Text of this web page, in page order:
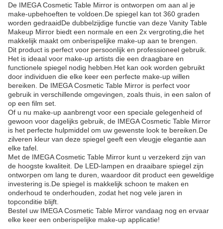
De IMEGA Cosmetic Table Mirror is ontworpen om aan al je
make-upbehoeften te voldoen.De spiegel kan tot 360 graden
worden gedraaidDe dubbelzijdige functie van deze Vanity Table
Makeup Mirror biedt een normale en een 2x vergroting,die het
makkelijk maakt om onberispelijke make-up aan te brengen.
Dit product is perfect voor persoonlijk en professioneel gebruik.
Het is ideaal voor make-up artists die een draagbare en
functionele spiegel nodig hebben.Het kan ook worden gebruikt
door individuen die elke keer een perfecte make-up willen
bereiken. De IMEGA Cosmetic Table Mirror is perfect voor
gebruik in verschillende omgevingen, zoals thuis, in een salon of
op een film set.
Of u nu make-up aanbrengt voor een speciale gelegenheid of
gewoon voor dagelijks gebruik, de IMEGA Cosmetic Table Mirror
is het perfecte hulpmiddel om uw gewenste look te bereiken.De
zilveren kleur van deze spiegel geeft een vleugje elegantie aan
elke tafel.
Met de IMEGA Cosmetic Table Mirror kunt u verzekerd zijn van
de hoogste kwaliteit. De LED-lampen en draaibare spiegel zijn
ontworpen om lang te duren, waardoor dit product een geweldige
investering is.De spiegel is makkelijk schoon te maken en
onderhoud te onderhouden, zodat het nog vele jaren in
topconditie blijft.
Bestel uw IMEGA Cosmetic Table Mirror vandaag nog en ervaar
elke keer een onberispelijke make-up applicatie!